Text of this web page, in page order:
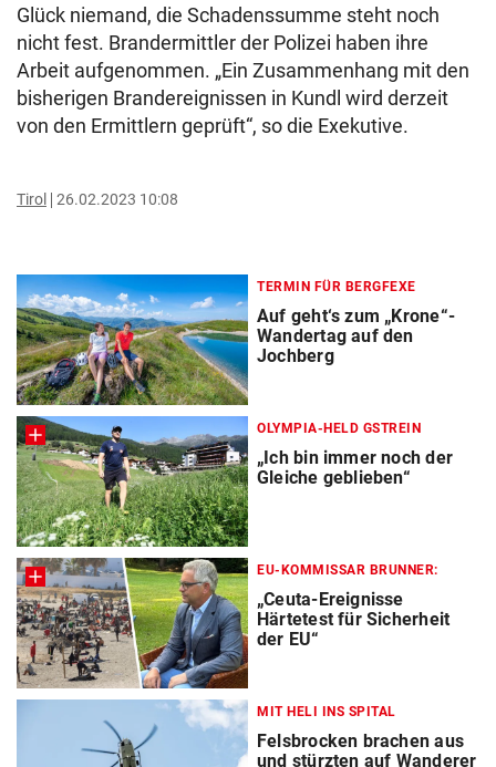
Glück niemand, die Schadenssumme steht noch
nicht fest. Brandermittler der Polizei haben ihre
Arbeit aufgenommen. „Ein Zusammenhang mit den
bisherigen Brandereignissen in Kundl wird derzeit
von den Ermittlern geprüft“, so die Exekutive.
Tirol 26.02.2023 10:08
TERMIN FÜR BERGFEXE
Auf geht‘s zum „Krone“-
Wandertag auf den
Jochberg
OLYMPIA-HELD GSTREIN
„Ich bin immer noch der
Gleiche geblieben“
EU-KOMMISSAR BRUNNER:
„Ceuta-Ereignisse
Härtetest für Sicherheit
der EU“
MIT HELI INS SPITAL
Felsbrocken brachen aus
und stürzten auf Wanderer